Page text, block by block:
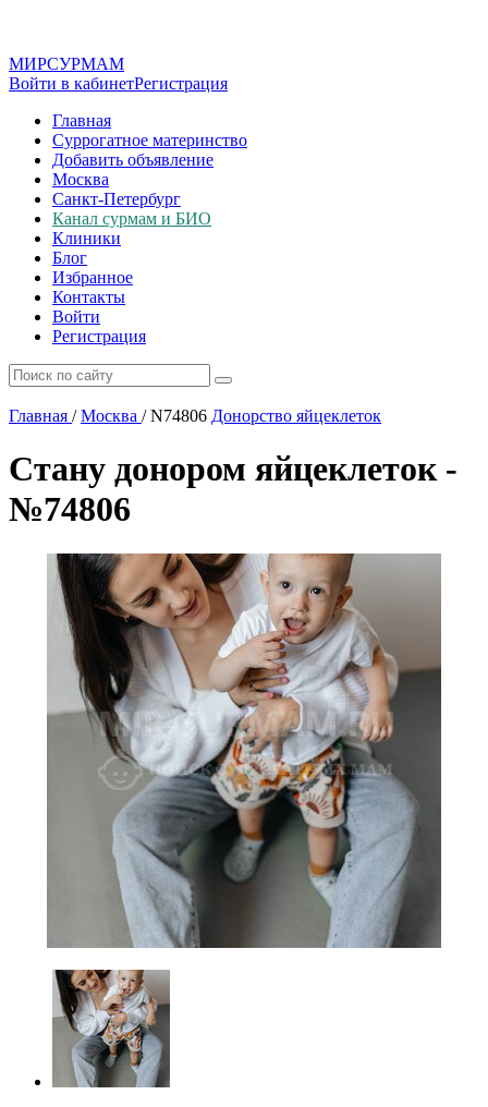
МИРСУРМАМ
Войти в кабинетРегистрация
Главная
Суррогатное материнство
Добавить объявление
Москва
Санкт-Петербург
Канал сурмам и БИО
Клиники
Блог
Избранное
Контакты
Войти
Регистрация
Главная / Москва /N74806 Донорство яйцеклеток
Стану донором яйцеклеток -
№74806